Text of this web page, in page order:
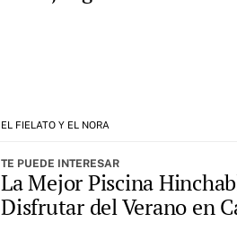
EL FIELATO Y EL NORA
TE PUEDE INTERESAR
La Mejor Piscina
Disfrutar del Verano en